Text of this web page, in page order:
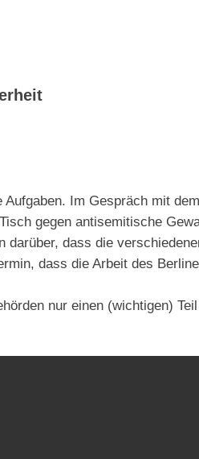
Im Gespräch mit
gegen antisemitische
dass die
dass die Arbeit des
nur einen (wichtigen)